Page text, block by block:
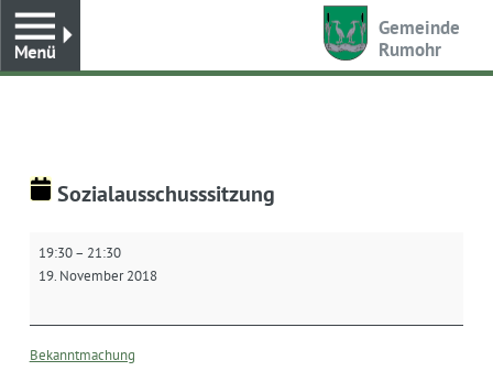
Gemeinde
Rumohr
Sozialausschusssitzung
19:30– 21:30
19. November 2018
Bekanntmachung